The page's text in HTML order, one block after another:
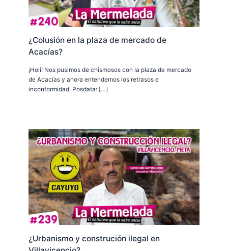
¿Colusión en la plaza de mercado de
Acacías?
¡Holi! Nos pusimos de chismosos con la plaza de mercado
de Acacías y ahora entendemos los retrasos e
inconformidad. Posdata: […]
¿Urbanismo y construción ilegal en